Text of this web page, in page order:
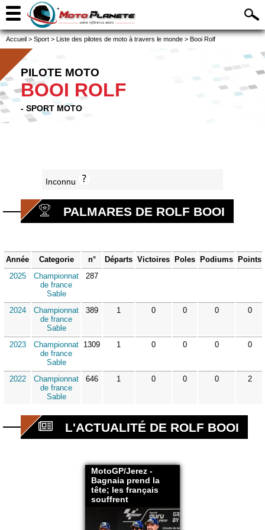
Accueil > Sport > Liste des pilotes de moto à travers le monde > Booi Rolf
PILOTE MOTO
BOOI ROLF
- SPORT MOTO
Inconnu
PALMARES DE ROLF BOOI
Année Categorie n° Départs Victoires Poles Podiums
Points
2025
Championnat
de france
Sable
287
2024
Championnat
de france
Sable
389 1 0 0 0 0
2023
Championnat
de france
Sable
1309 1 0 0 0 0
2022
Championnat
de france
Sable
646 1 0 0 0 2
L'ACTUALITÉ DE ROLF BOOI
MotoGP/Jerez -
Bagnaia prend la
tête; les français
souffrent